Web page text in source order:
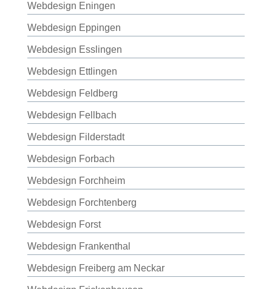
Webdesign Eningen
Webdesign Eppingen
Webdesign Esslingen
Webdesign Ettlingen
Webdesign Feldberg
Webdesign Fellbach
Webdesign Filderstadt
Webdesign Forbach
Webdesign Forchheim
Webdesign Forchtenberg
Webdesign Forst
Webdesign Frankenthal
Webdesign Freiberg am Neckar